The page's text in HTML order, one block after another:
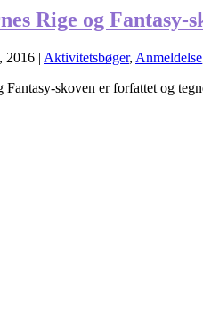
Rige og
2016 | Aktivitetsbøger, Anmeldelse
Fantasy-skoven er forfattet og